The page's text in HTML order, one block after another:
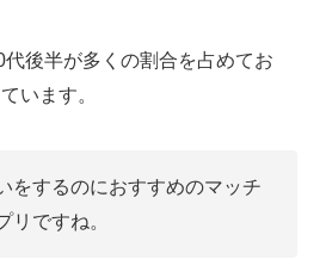
後半が多くの割合を占めてお
います。
をするのにおすすめのマッチ
リですね。